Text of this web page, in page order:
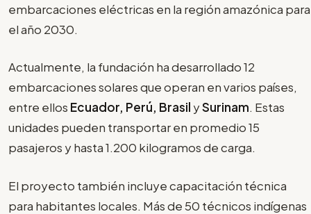
embarcaciones eléctricas en la región amazónica para
el año 2030.
Actualmente, la fundación ha desarrollado 12
embarcaciones solares que operan en varios países,
entre ellos Ecuador, Perú, Brasil ySurinam. Estas
unidades pueden transportar en promedio 15
pasajeros y hasta 1.200 kilogramos de carga.
El proyecto también incluye capacitación técnica
para habitantes locales. Más de 50 técnicos indígenas